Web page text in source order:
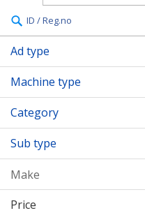
ID / Reg.no
Ad type
Machine type
Category
Sub type
Price